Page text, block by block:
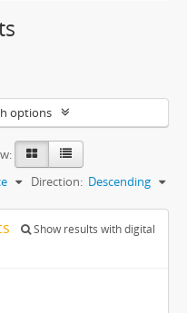
options
Direction: Descending
Show results with digital